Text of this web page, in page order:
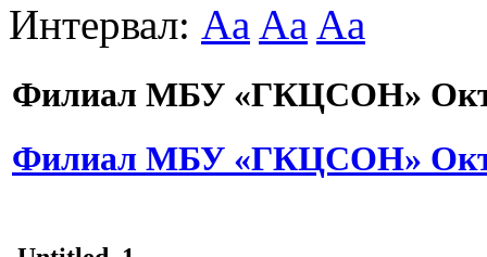
Интервал: Aa Aa Aa
Филиал МБУ «ГКЦСОН»
Филиал МБУ «ГКЦСОН»